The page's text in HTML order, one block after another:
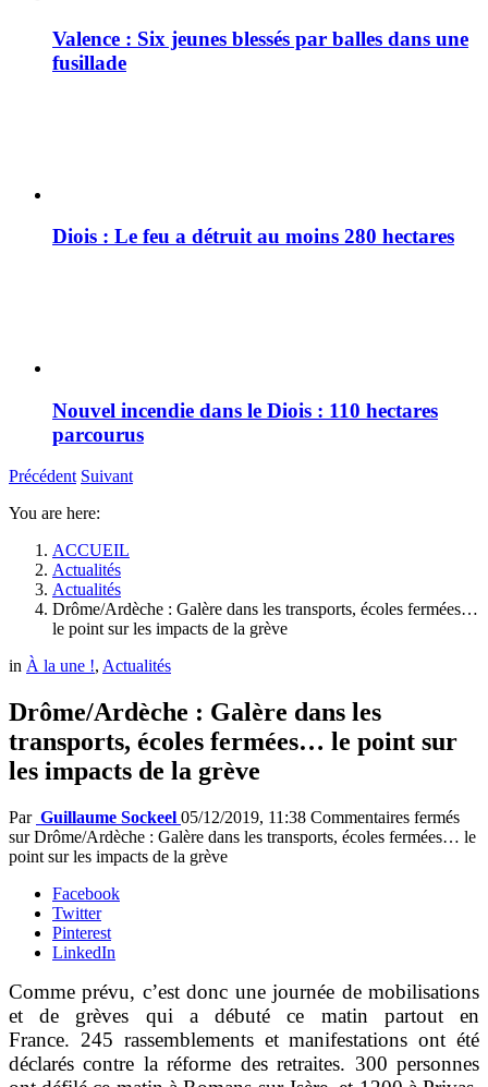
Valence : Six jeunes blessés par balles dans une
fusillade
Diois : Le feu a détruit au moins 280 hectares
Nouvel incendie dans le Diois : 110 hectares
parcourus
Précédent Suivant
You are here:
ACCUEIL
Actualités
Actualités
Drôme/Ardèche : Galère dans les transports, écoles fermées…
le point sur les impacts de la grève
in À la une !, Actualités
Drôme/Ardèche : Galère dans les
transports, écoles fermées… le point sur
les impacts de la grève
Par Guillaume Sockeel 05/12/2019, 11:38 Commentaires fermés
sur Drôme/Ardèche : Galère dans les transports, écoles fermées… le
point sur les impacts de la grève
Facebook
Twitter
Pinterest
LinkedIn
Comme prévu, c’est donc une journée de mobilisations
et de grèves qui a débuté ce matin partout en
France. 245 rassemblements et manifestations ont été
déclarés contre la réforme des retraites. 300 personnes